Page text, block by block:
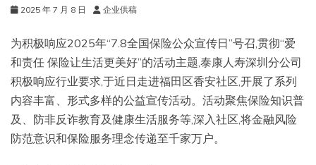
2025 年 7 月 8 日 企业供稿
为积极响应2025年“7.8全国保险公众宣传日”号召,贯彻“爱
和责任 保险让生活更美好”的活动主题,泰康人寿深圳分公司
积极响应行业要求,于近日走进福田区香安社区,开展了系列
内容丰富、形式多样的公益宣传活动。活动聚焦保险知识普
及、防非反诈教育及健康生活服务等,深入社区,将金融风险
防范意识和保险服务理念传递至千家万户。